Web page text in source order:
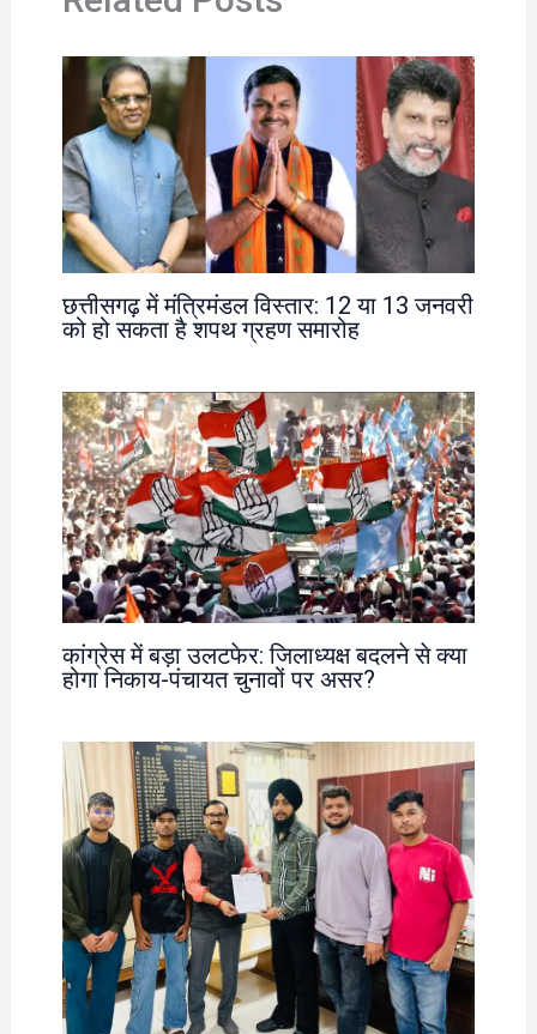
छत्तीसगढ़ में मंत्रिमंडल विस्तार: 12 या 13 जनवरी
को हो सकता है शपथ ग्रहण समारोह
कांग्रेस में बड़ा उलटफेर: जिलाध्यक्ष बदलने से क्या
होगा निकाय-पंचायत चुनावों पर असर?